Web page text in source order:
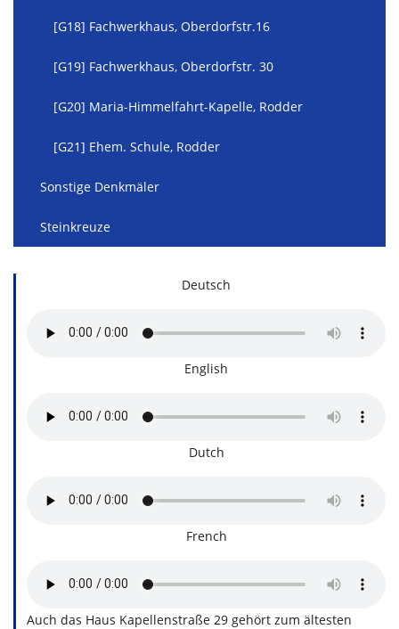
[G18] Fachwerkhaus, Oberdorfstr.16
[G19] Fachwerkhaus, Oberdorfstr. 30
[G20] Maria-Himmelfahrt-Kapelle, Rodder
[G21] Ehem. Schule, Rodder
Sonstige Denkmäler
Steinkreuze
Deutsch
English
Dutch
French
Auch das Haus Kapellenstraße 29 gehört zum ältesten